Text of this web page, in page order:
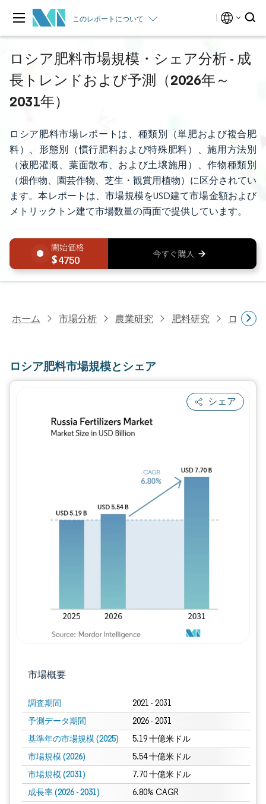
このレポートについて
ロシア肥料市場規模・シェア分析 - 成
長トレンドおよび予測（2026年～
2031年）
ロシア肥料市場レポートは、種類別（単肥および複合肥
料）、形態別（慣行肥料および特殊肥料）、施用方法別
（液肥灌漑、葉面散布、および土壌施用）、作物種類別
（畑作物、園芸作物、芝生・観賞用植物）に区分されてい
ます。本レポートは、市場規模をUSD建て市場金額および
メトリックトン建て市場数量の両面で提供しています。
4750
ホーム 市場分析 農業研究 肥料研究 ロシア
ロシア肥料市場規模とシェア
シェア
市場概要
調査期間 2021 - 2031
予測データ期間 2026 - 2031
基準年の市場規模 (2025) 5.19 十億米ドル
市場規模 (2026) 5.54 十億米ドル
市場規模 (2031) 7.70 十億米ドル
成長率 (2026 - 2031) 6.80% CAGR